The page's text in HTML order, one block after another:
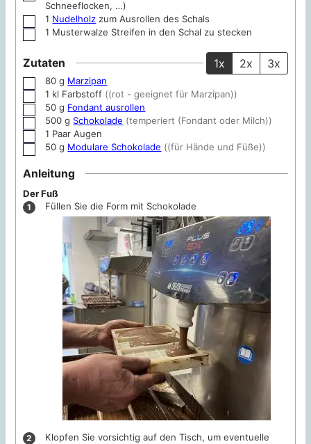
Schneeflocken, …)
▢
1 Nudelholz zum Ausrollen des Schals
▢
1 Musterwalze Streifen in den Schal zu stecken
Zutaten 1x 2x 3x
▢
80 g Marzipan
▢
1 kl Farbstoff ((rot - geeignet für Marzipan))
▢
50 g Fondant ausrollen
▢
500 g Schokolade (temperiert (Fondant oder Milch))
▢
1 Paar Augen
▢
50 g Modulare Schokolade ((für Hände und Füße))
Anleitung
Der Fuß
Füllen Sie die Form mit Schokolade
Klopfen Sie vorsichtig auf den Tisch, um eventuelle